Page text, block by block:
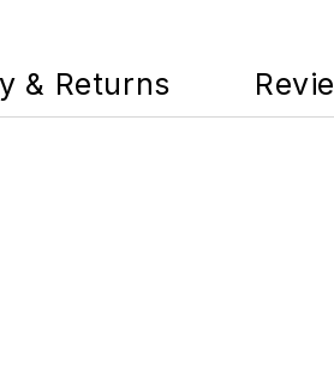
& Returns